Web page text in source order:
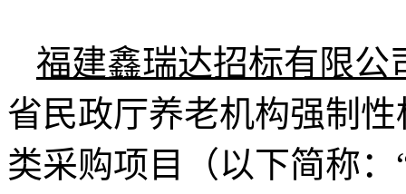
福建鑫瑞达招标有限公
省民政厅养老机构强制
类采购项目
（以下简称：